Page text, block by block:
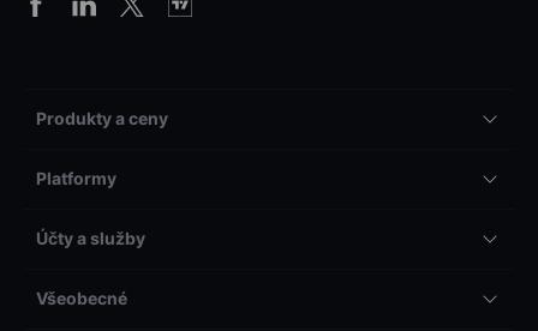
Produkty a ceny
Platformy
Účty a služby
Všeobecné